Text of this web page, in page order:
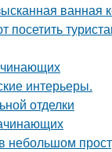
ванная
посетить
интерьеры.
отделки
небольшом